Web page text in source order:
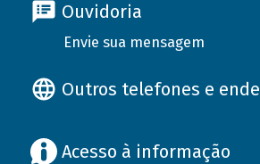
Ouvidoria
Envie sua mensagem
Outros telefones e
Acesso à informação